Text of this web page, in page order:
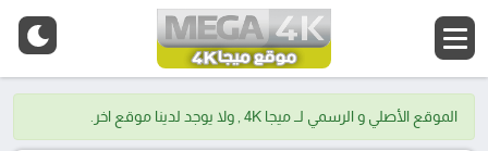
الموقع الأصلي و الرسمي لــ ميجا 4K , ولا يوجد لدينا موقع اخر.